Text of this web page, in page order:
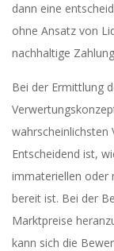
dann eine
ohne Ansatz von
nachhaltige
Bei der Ermittlung
wahrscheinlichsten
Entscheidend ist,
immateriellen oder
bereit ist. Bei der
Marktpreise
kann sich die